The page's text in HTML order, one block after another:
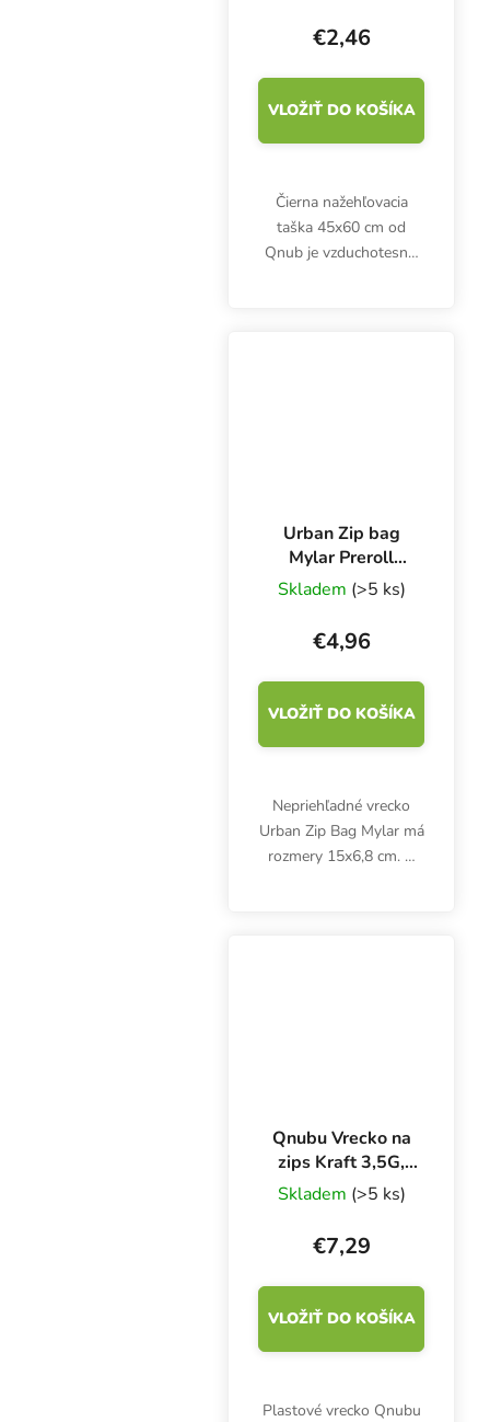
€2,46
VLOŽIŤ DO KOŠÍKA
Čierna nažehľovacia
taška 45x60 cm od
Qnub je vzduchotesná,
Urban Zip bag
Mylar Preroll
nepriehľadný
15x6.8 cm,
balenie 50 ks
Skladem (>5 ks)
€4,96
VLOŽIŤ DO KOŠÍKA
Nepriehľadné vrecko
Urban Zip Bag Mylar má
rozmery 15x6,8 cm. V
Qnubu Vrecko na
zips Kraft 3,5G,
8,5x13 cm, 50 ks
Skladem (>5 ks)
€7,29
VLOŽIŤ DO KOŠÍKA
Plastové vrecko Qnubu